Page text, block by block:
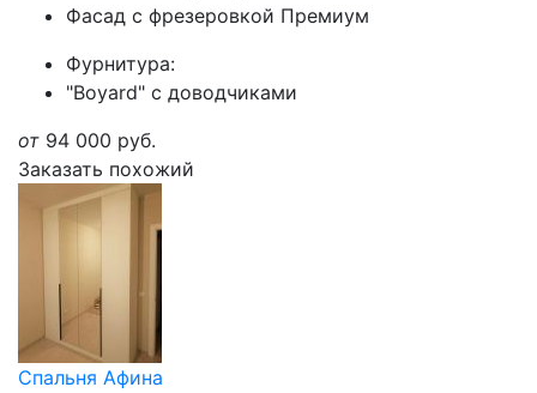
Фасад с фрезеровкой Премиум
Фурнитура:
"Boyard" с доводчиками
от 94 000 руб.
Заказать похожий
Спальня Афина